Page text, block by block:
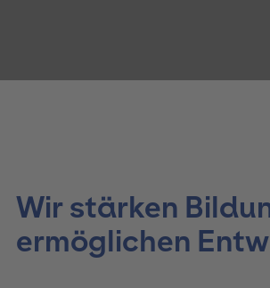
Wir stärken
ermöglichen